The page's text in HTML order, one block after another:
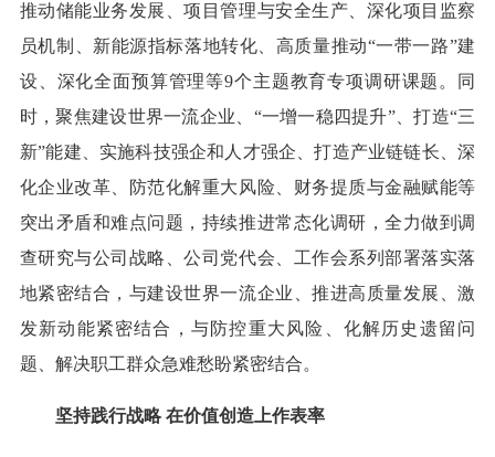
推动储能业务发展、项目管理与安全生产、深化项目监察
员机制、新能源指标落地转化、高质量推动“一带一路”建
设、深化全面预算管理等9个主题教育专项调研课题。同
时，聚焦建设世界一流企业、“一增一稳四提升”、打造“三
新”能建、实施科技强企和人才强企、打造产业链链长、深
化企业改革、防范化解重大风险、财务提质与金融赋能等
突出矛盾和难点问题，持续推进常态化调研，全力做到调
查研究与公司战略、公司党代会、工作会系列部署落实落
地紧密结合，与建设世界一流企业、推进高质量发展、激
发新动能紧密结合，与防控重大风险、化解历史遗留问
题、解决职工群众急难愁盼紧密结合。
坚持践行战略 在价值创造上作表率